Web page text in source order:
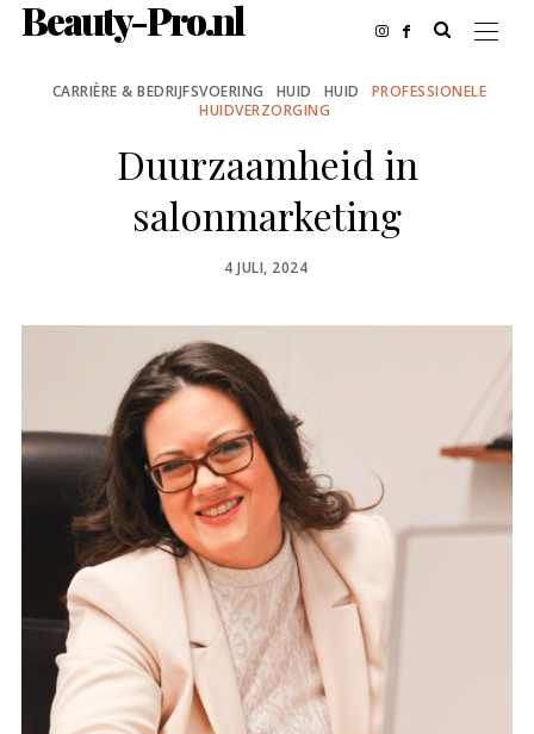
Beauty-Pro.nl
CARRIÈRE & BEDRIJFSVOERING HUID HUID
PROFESSIONELE
HUIDVERZORGING
Duurzaamheid in
salonmarketing
POSTED
4 JULI, 2024